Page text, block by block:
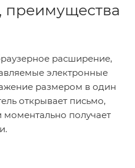
преимущества
расширение,
электронные
размером в один
открывает письмо,
моментально получает